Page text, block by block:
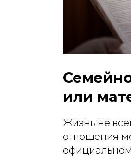
или
Жизнь не
отношения
официальном